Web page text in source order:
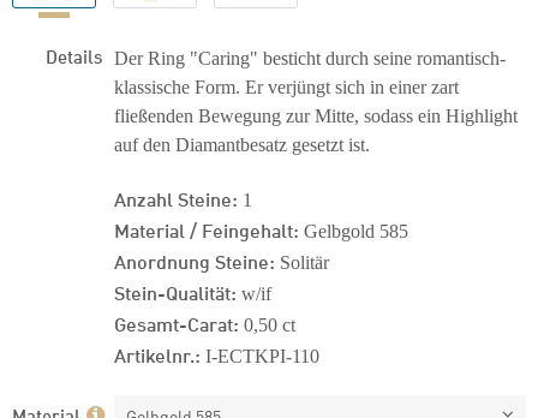
Details Der Ring "Caring" besticht durch seine romantisch-
klassische Form. Er verjüngt sich in einer zart
fließenden Bewegung zur Mitte, sodass ein Highlight
auf den Diamantbesatz gesetzt ist.
Anzahl Steine: 1
Material / Feingehalt: Gelbgold 585
Anordnung Steine: Solitär
Stein-Qualität: w/if
Gesamt-Carat: 0,50 ct
Artikelnr.: I-ECTKPI-110